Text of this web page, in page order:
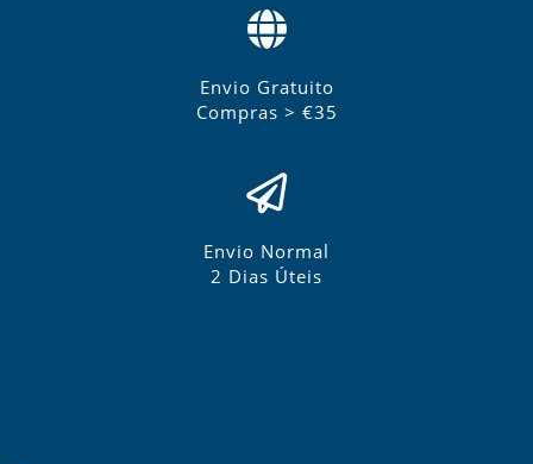
Envio Gratuito
Compras > €35
Envio Normal
2 Dias Úteis